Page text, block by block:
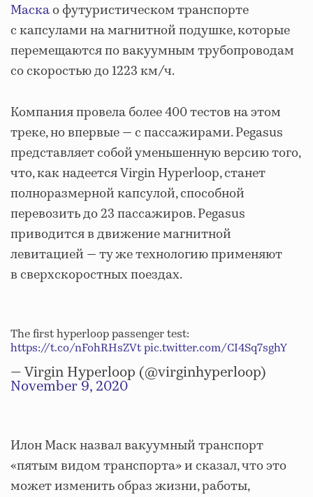
Маскао футуристическом транспорте
с капсулами на магнитной подушке, которые
перемещаются по вакуумным трубопроводам
со скоростью до 1223 км/ч.
Компания провела более 400 тестов на этом
треке, но впервые — с пассажирами. Pegasus
представляет собой уменьшенную версию того,
что, как надеется Virgin Hyperloop, станет
полноразмерной капсулой, способной
перевозить до 23 пассажиров. Pegasus
приводится в движение магнитной
левитацией — ту же технологию применяют
в сверхскоростных поездах.
The first hyperloop passenger test:
https://t.co/nFohRHsZVtpic.twitter.com/CI4Sq7sghY
— Virgin Hyperloop (@virginhyperloop)
November 9, 2020
Илон Маск назвал вакуумный транспорт
«пятым видом транспорта» и сказал, что это
может изменить образ жизни, работы,